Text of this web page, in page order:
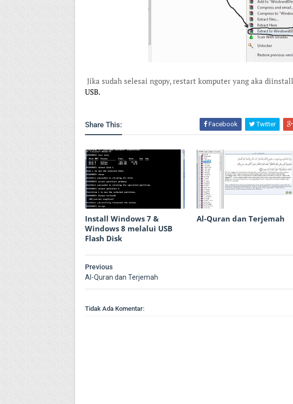
Jika sudah selesai ngopy, restart komputer yang aka
USB.
Share This: Facebook Twitter
Install Windows 7 &
Windows 8 melalui USB
Flash Disk
Al-Quran dan Terjemah
Previous
Al-Quran dan Terjemah
Tidak Ada Komentar: